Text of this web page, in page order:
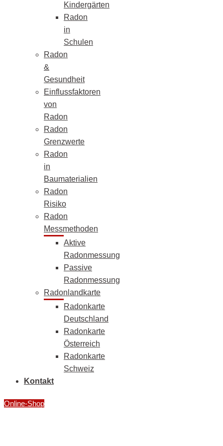
Kindergärten
Radon
in
Schulen
Radon
&
Gesundheit
Einflussfaktoren
von
Radon
Radon
Grenzwerte
Radon
in
Baumaterialien
Radon
Risiko
Radon
Messmethoden
Aktive
Radonmessung
Passive
Radonmessung
Radonlandkarte
Radonkarte
Deutschland
Radonkarte
Österreich
Radonkarte
Schweiz
Kontakt
Online-Shop